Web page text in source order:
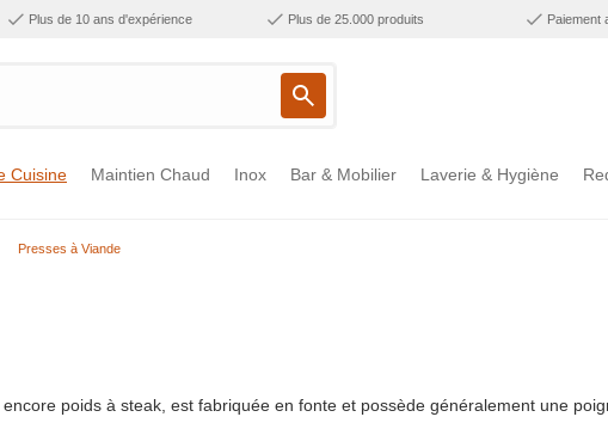
Plus de 10 ans d'expérience Plus de 25.000 produits Paiement
Cuisine Maintien Chaud Inox Bar & Mobilier Laverie & Hygiène
Presses à Viande
poids à steak, est fabriquée en fonte et possède généralement une